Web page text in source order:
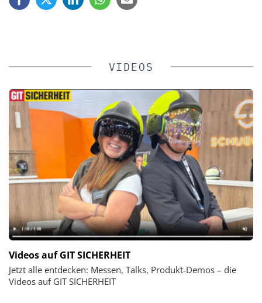
VIDEOS
Videos auf GIT SICHERHEIT
Jetzt alle entdecken: Messen, Talks, Produkt-Demos – die
Videos auf GIT SICHERHEIT